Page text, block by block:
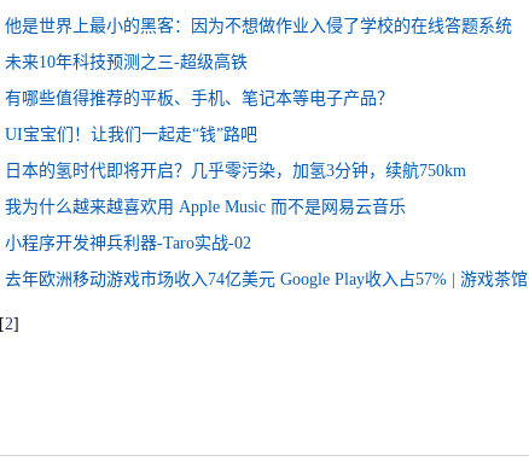
他是世界上最小的黑客：因为不想做作业入侵了学校的在线答题系统
未来10年科技预测之三-超级高铁
有哪些值得推荐的平板、手机、笔记本等电子产品？
UI宝宝们！让我们一起走“钱”路吧
日本的氢时代即将开启？几乎零污染，加氢3分钟，续航750km
我为什么越来越喜欢用 Apple Music 而不是网易云音乐
小程序开发神兵利器-Taro实战-02
去年欧洲移动游戏市场收入74亿美元 Google Play收入占57% | 游戏茶馆
[2]